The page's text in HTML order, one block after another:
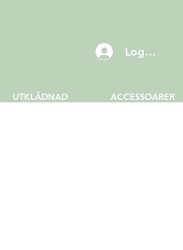
Logga in
UTKLÄDNAD ACCESSOARER